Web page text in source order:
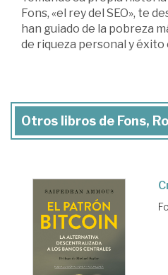
Fons, «el rey del SEO», te
han guiado de la pobreza
de riqueza personal y éxito
Otros libros de Fons,